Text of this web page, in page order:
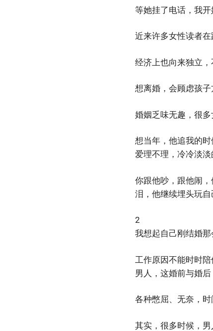
等她挂了电话，我开
近来许多女性读者
经济上也向来独立，
想离婚，会顾虑孩
婚姻乏味无趣，很多
想当年，他追我的
爱理不理，冷冷淡淡
你跟他吵，跟他闹
泪，他继续埋头玩自
2
我想起自己刚结婚
工作原因不能时时
男人，这婚前与婚后
各种憋屈、无奈，
其实，很多时候，